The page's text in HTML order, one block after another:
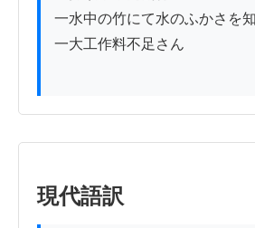
一水中の竹にて水のふかさを
一大工作料不足さん
現代語訳